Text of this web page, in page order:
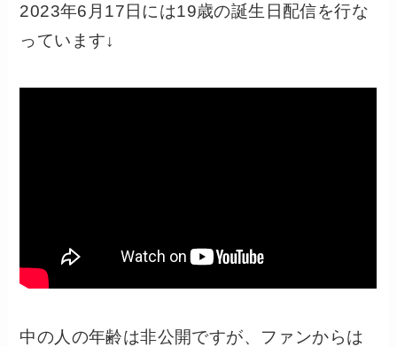
2023年6月17日には19歳の誕生日配信を行な
っています↓
中の人の年齢は非公開ですが、ファンからは